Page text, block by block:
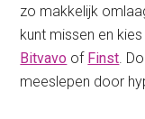
zo makkelijk
kunt missen en kies
Bitvavo of Finst.
meeslepen door